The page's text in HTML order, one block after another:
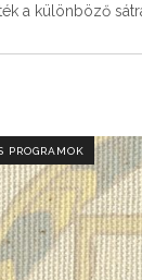
a különböző
PROGRAMOK